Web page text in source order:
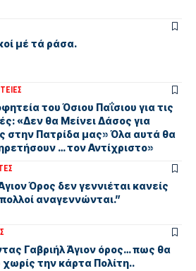
μέ τά ράσα.
του Όσιου Παΐσιου για τις
«Δεν θα Μείνει Δάσος για
στην Πατρίδα μας» Όλα αυτά θα
… τον Αντίχριστο»
Όρος δεν γεννιέται κανείς
αναγεννώνται.”
Γαβριήλ Άγιον όρος… πως θα
την κάρτα Πολίτη..